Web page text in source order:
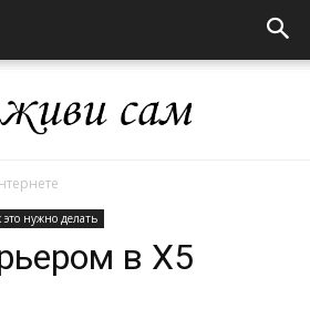
это нужно делать
в Х5